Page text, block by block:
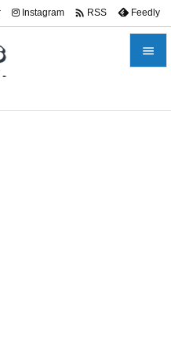

Instagram  RSS Feedly